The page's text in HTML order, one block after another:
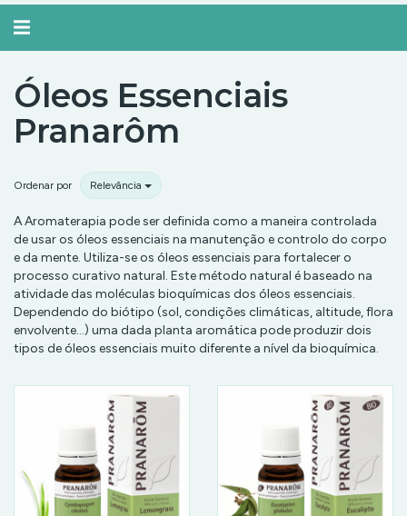
Alternar
Óleos Essenciais
Pranarôm
Ordenar por Relevância
A Aromaterapia pode ser definida como a maneira controlada
de usar os óleos essenciais na manutenção e controlo do corpo
e da mente. Utiliza-se os óleos essenciais para fortalecer o
processo curativo natural. Este método natural é baseado na
atividade das moléculas bioquímicas dos óleos essenciais.
Dependendo do biótipo (sol, condições climáticas, altitude, flora
envolvente…) uma dada planta aromática pode produzir dois
tipos de óleos essenciais muito diferente a nível da bioquímica.